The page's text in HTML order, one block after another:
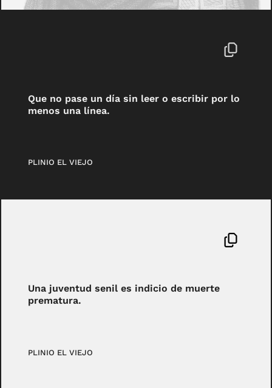
Que no pase un día sin leer o escribir por lo
menos una línea.
PLINIO EL VIEJO
Una juventud senil es indicio de muerte
prematura.
PLINIO EL VIEJO